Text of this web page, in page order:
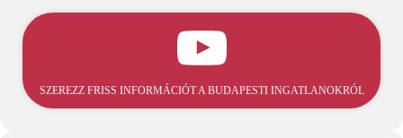
SZEREZZ FRISS INFORMÁCIÓT A BUDAPESTI INGATLANOKRÓL